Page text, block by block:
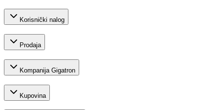
Korisnički nalog
Prodaja
Kompanija Gigatron
Kupovina